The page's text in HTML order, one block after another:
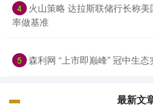
4 火山策略 达拉斯联储行长称
率做基准
5 森利网 “上市即巅峰” 冠中生态
最新文